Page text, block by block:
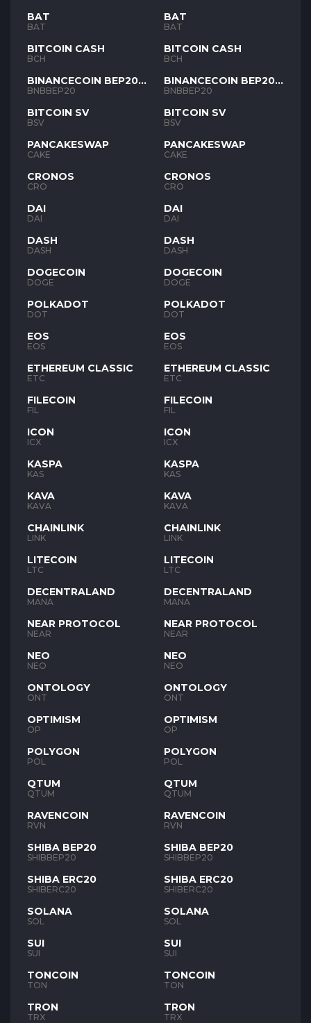
BAT
BAT
BITCOIN CASH
BCH
BINANCECOIN BEP20
BNB
BNBBEP20
BITCOIN SV
BSV
PANCAKESWAP
CAKE
CRONOS
CRO
DAI
DAI
DASH
DASH
DOGECOIN
DOGE
POLKADOT
DOT
EOS
EOS
ETHEREUM CLASSIC
ETC
FILECOIN
FIL
ICON
ICX
KASPA
KAS
KAVA
KAVA
CHAINLINK
LINK
LITECOIN
LTC
DECENTRALAND
MANA
NEAR PROTOCOL
NEAR
NEO
NEO
ONTOLOGY
ONT
OPTIMISM
OP
POLYGON
POL
QTUM
QTUM
RAVENCOIN
RVN
SHIBA BEP20
SHIBBEP20
SHIBA ERC20
SHIBERC20
SOLANA
SOL
SUI
SUI
TONCOIN
TON
TRON
TRX
BAT
BAT
BITCOIN CASH
BCH
BINANCECOIN BEP20
BNB
BNBBEP20
BITCOIN SV
BSV
PANCAKESWAP
CAKE
CRONOS
CRO
DAI
DAI
DASH
DASH
DOGECOIN
DOGE
POLKADOT
DOT
EOS
EOS
ETHEREUM CLASSIC
ETC
FILECOIN
FIL
ICON
ICX
KASPA
KAS
KAVA
KAVA
CHAINLINK
LINK
LITECOIN
LTC
DECENTRALAND
MANA
NEAR PROTOCOL
NEAR
NEO
NEO
ONTOLOGY
ONT
OPTIMISM
OP
POLYGON
POL
QTUM
QTUM
RAVENCOIN
RVN
SHIBA BEP20
SHIBBEP20
SHIBA ERC20
SHIBERC20
SOLANA
SOL
SUI
SUI
TONCOIN
TON
TRON
TRX